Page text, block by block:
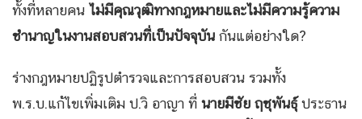
ทั้งที่หลายคน ไม่มีคุณวุฒิทางกฎหมายและไม่มีความรู้ความ
ชำนาญในงานสอบสวนที่เป็นปัจจุบัน กันแต่อย่างใด?
ร่างกฎหมายปฏิรูปตำรวจและการสอบสวน รวมทั้ง
พ.ร.บ.แก้ไขเพิ่มเติม ป.วิ อาญา ที่ นายมีชัย ฤชุพันธุ์ประธาน